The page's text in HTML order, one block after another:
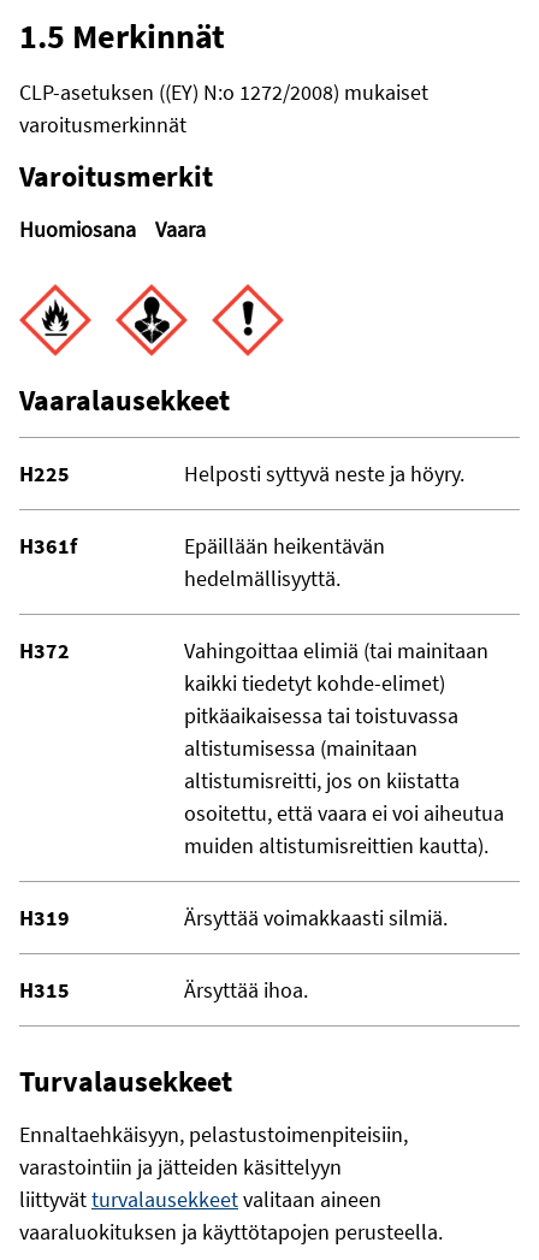
1.5 Merkinnät
CLP-asetuksen ((EY) N:o 1272/2008) mukaiset
varoitusmerkinnät
Varoitusmerkit
Huomiosana Vaara
Vaaralausekkeet
H225 Helposti syttyvä neste ja höyry.
H361f
Epäillään heikentävän
hedelmällisyyttä.
H372
Vahingoittaa elimiä (tai mainitaan
kaikki tiedetyt kohde-elimet)
pitkäaikaisessa tai toistuvassa
altistumisessa (mainitaan
altistumisreitti, jos on kiistatta
osoitettu, että vaara ei voi aiheutua
muiden altistumisreittien kautta).
H319 Ärsyttää voimakkaasti silmiä.
H315 Ärsyttää ihoa.
Turvalausekkeet
Ennaltaehkäisyyn, pelastustoimenpiteisiin,
varastointiin ja jätteiden käsittelyyn
liittyvätturvalausekkeetvalitaan aineen
vaaraluokituksen ja käyttötapojen perusteella.